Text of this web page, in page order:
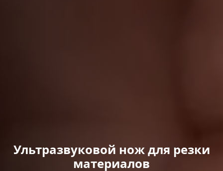
Ультразвуковой нож для резки
материалов